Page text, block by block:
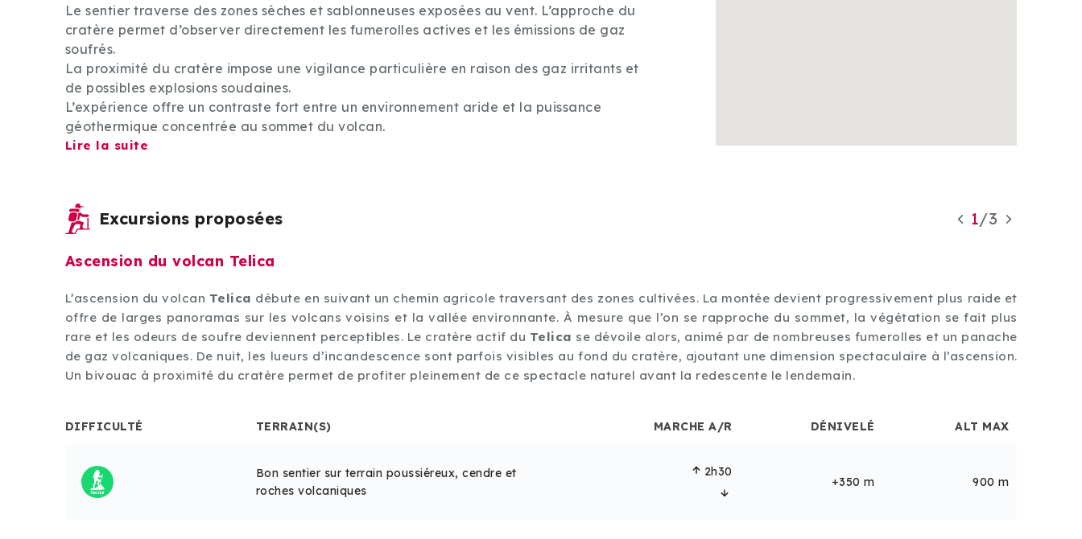
Le sentier traverse des zones sèches et sablonneuses exposées au vent. L’approche du
cratère permet d’observer directement les fumerolles actives et les émissions de gaz
soufrés.
La proximité du cratère impose une vigilance particulière en raison des gaz irritants et
de possibles explosions soudaines.
L’expérience offre un contraste fort entre un environnement aride et la puissance
géothermique concentrée au sommet du volcan.
Lire la suite
Excursions proposées 1/3
Ascension du volcan Telica
L’ascension du volcan Telica débute en suivant un chemin agricole traversant des zones cultivées. La montée devient progressivement plus raide et
offre de larges panoramas sur les volcans voisins et la vallée environnante. À mesure que l’on se rapproche du sommet, la végétation se fait plus
rare et les odeurs de soufre deviennent perceptibles. Le cratère actif du Telica se dévoile alors, animé par de nombreuses fumerolles et un panache
de gaz volcaniques. De nuit, les lueurs d’incandescence sont parfois visibles au fond du cratère, ajoutant une dimension spectaculaire à l’ascension.
Un bivouac à proximité du cratère permet de profiter pleinement de ce spectacle naturel avant la redescente le lendemain.
DIFFICULTÉ TERRAIN(S) MARCHE A/R DÉNIVELÉ ALT MAX
Bon sentier sur terrain poussiéreux, cendre et
roches volcaniques
2h30
+350 m 900 m